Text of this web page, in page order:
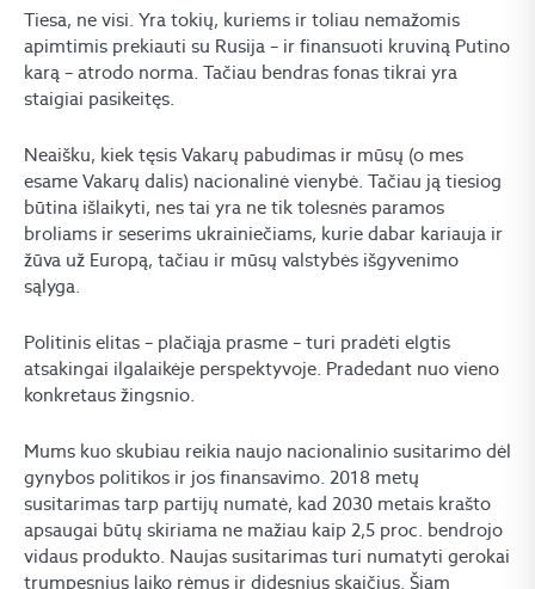
Tiesa, ne visi. Yra tokių, kuriems ir toliau nemažomis
apimtimis prekiauti su Rusija – ir finansuoti kruviną Putino
karą – atrodo norma. Tačiau bendras fonas tikrai yra
staigiai pasikeitęs.
Neaišku, kiek tęsis Vakarų pabudimas ir mūsų (o mes
esame Vakarų dalis) nacionalinė vienybė. Tačiau ją tiesiog
būtina išlaikyti, nes tai yra ne tik tolesnės paramos
broliams ir seserims ukrainiečiams, kurie dabar kariauja ir
žūva už Europą, tačiau ir mūsų valstybės išgyvenimo
sąlyga.
Politinis elitas – plačiąja prasme – turi pradėti elgtis
atsakingai ilgalaikėje perspektyvoje. Pradedant nuo vieno
konkretaus žingsnio.
Mums kuo skubiau reikia naujo nacionalinio susitarimo dėl
gynybos politikos ir jos finansavimo. 2018 metų
susitarimas tarp partijų numatė, kad 2030 metais krašto
apsaugai būtų skiriama ne mažiau kaip 2,5 proc. bendrojo
vidaus produkto. Naujas susitarimas turi numatyti gerokai
trumpesnius laiko rėmus ir didesnius skaičius. Šiam